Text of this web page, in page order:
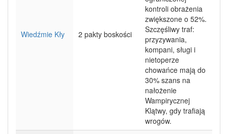
Wiedźmie Kły 2 pakty boskości
kontroli obrażenia
zwiększone o 52%.
Szczęśliwy traf:
przyzywania,
kompani, sługi i
nietoperze
chowańce mają do
30% szans na
nałożenie
Wampirycznej
Klątwy, gdy trafiają
wrogów.